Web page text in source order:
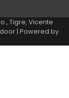
, Tigre, Vicente
| Powered by